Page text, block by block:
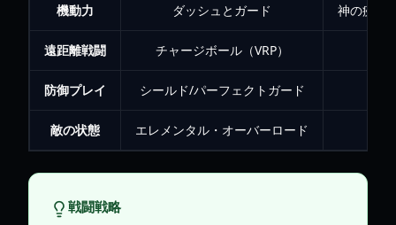
機動力 ダッシュとガード 神の疾走
遠距離戦闘 チャージボール（VRP）
防御プレイ シールド/パーフェクトガード
敵の状態 エレメンタル・オーバーロード
戦闘戦略